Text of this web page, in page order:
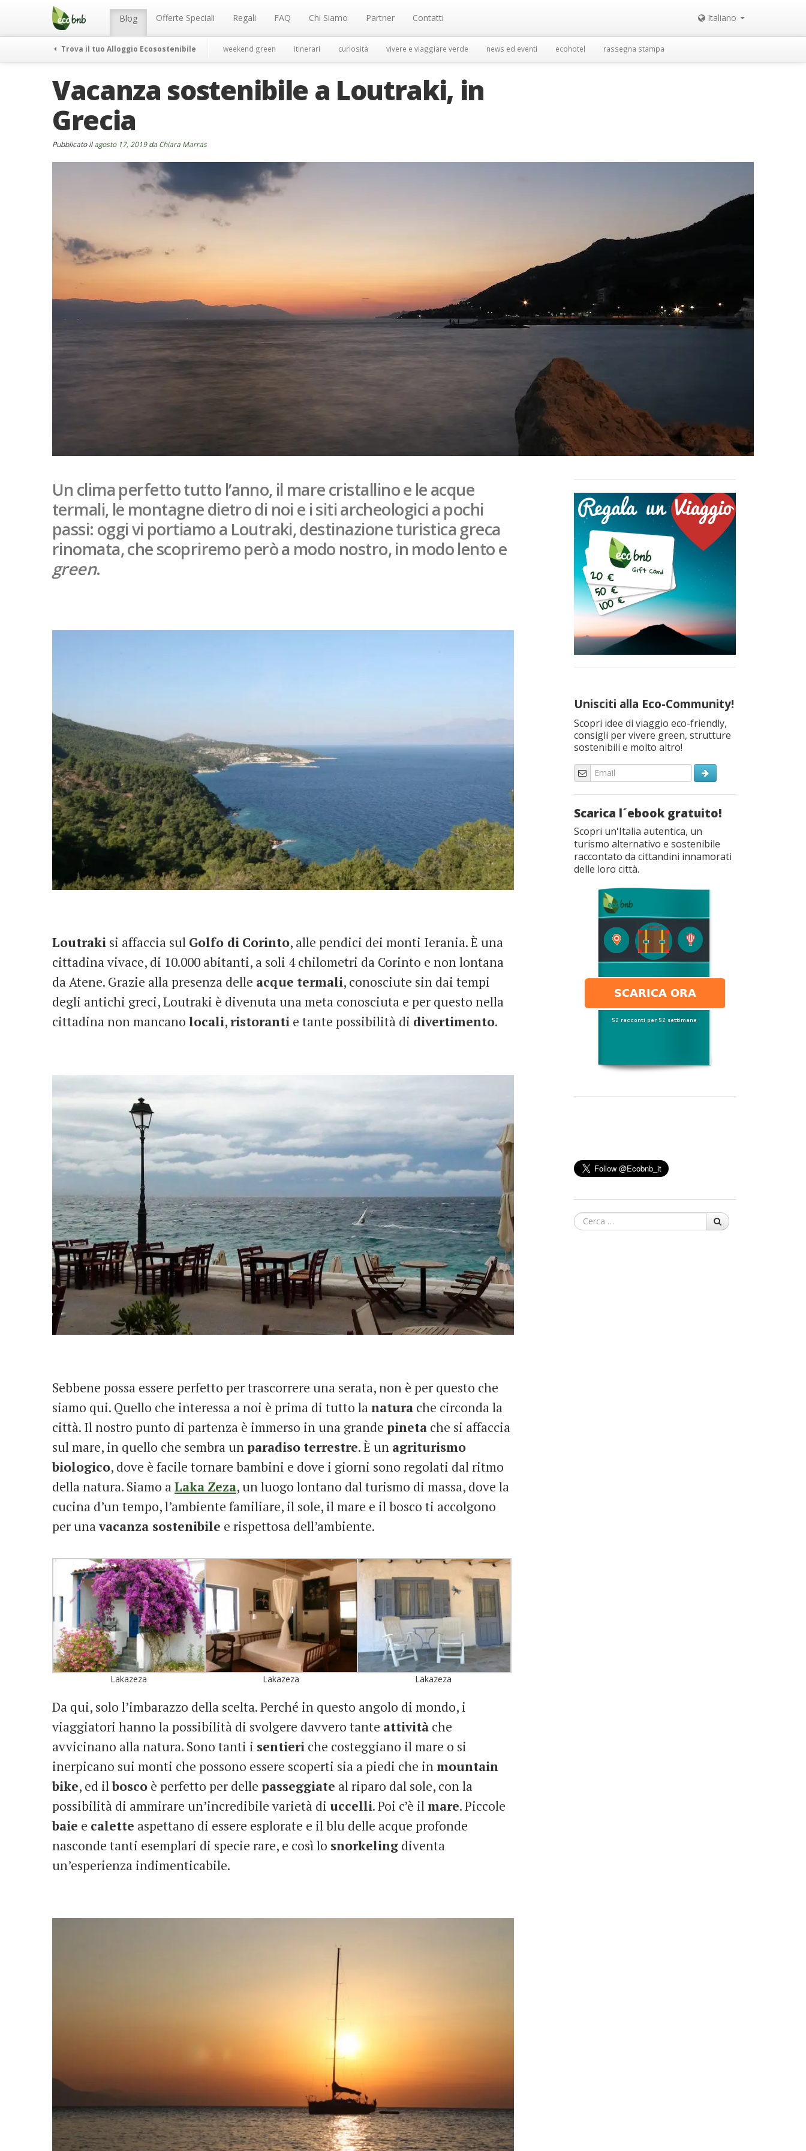
Menu Blog Offerte Speciali Regali FAQ Chi Siamo Partner Contatti Italiano
Trova il tuo Alloggio Ecosostenibile weekend green itinerari curiosità vivere e viaggiare verde news ed eventi ecohotel rassegna stampa
Vacanza sostenibile a Loutraki, in
Grecia
Pubblicato ilagosto 17, 2019da Chiara Marras
Un clima perfetto tutto l’anno, il mare cristallino e le acque
termali, le montagne dietro di noi e i siti archeologici a pochi
passi: oggi vi portiamo a Loutraki, destinazione turistica greca
rinomata, che scopriremo però a modo nostro, in modo lento e
green.
Loutraki si affaccia sul Golfo di Corinto, alle pendici dei monti Ierania. È una
cittadina vivace, di 10.000 abitanti, a soli 4 chilometri da Corinto e non lontana
da Atene. Grazie alla presenza delle acque termali, conosciute sin dai tempi
degli antichi greci, Loutraki è divenuta una meta conosciuta e per questo nella
cittadina non mancano locali,ristoranti e tante possibilità di divertimento.
Sebbene possa essere perfetto per trascorrere una serata, non è per questo che
siamo qui. Quello che interessa a noi è prima di tutto la natura che circonda la
città. Il nostro punto di partenza è immerso in una grande pineta che si affaccia
sul mare, in quello che sembra un paradiso terrestre. È un agriturismo
biologico, dove è facile tornare bambini e dove i giorni sono regolati dal ritmo
della natura. Siamo a Laka Zeza, un luogo lontano dal turismo di massa, dove la
cucina d’un tempo, l’ambiente familiare, il sole, il mare e il bosco ti accolgono
per unavacanza sostenibile e rispettosa dell’ambiente.
Lakazeza Lakazeza Lakazeza
Da qui, solo l’imbarazzo della scelta. Perché in questo angolo di mondo, i
viaggiatori hanno la possibilità di svolgere davvero tante attività che
avvicinano alla natura. Sono tanti i sentieri che costeggiano il mare o si
inerpicano sui monti che possono essere scoperti sia a piedi che inmountain
bike, ed ilbosco è perfetto per delle passeggiate al riparo dal sole, con la
possibilità di ammirare un’incredibile varietà di uccelli. Poi c’è ilmare. Piccole
baie e calette aspettano di essere esplorate e il blu delle acque profonde
nasconde tanti esemplari di specie rare, e così lo snorkeling diventa
un’esperienza indimenticabile.
Unisciti alla Eco-Community!
Scopri idee di viaggio eco-friendly,
consigli per vivere green, strutture
sostenibili e molto altro!
Scarica l´ebook gratuito!
Scopri un'Italia autentica, un
turismo alternativo e sostenibile
raccontato da cittandini innamorati
delle loro città.
Cerca